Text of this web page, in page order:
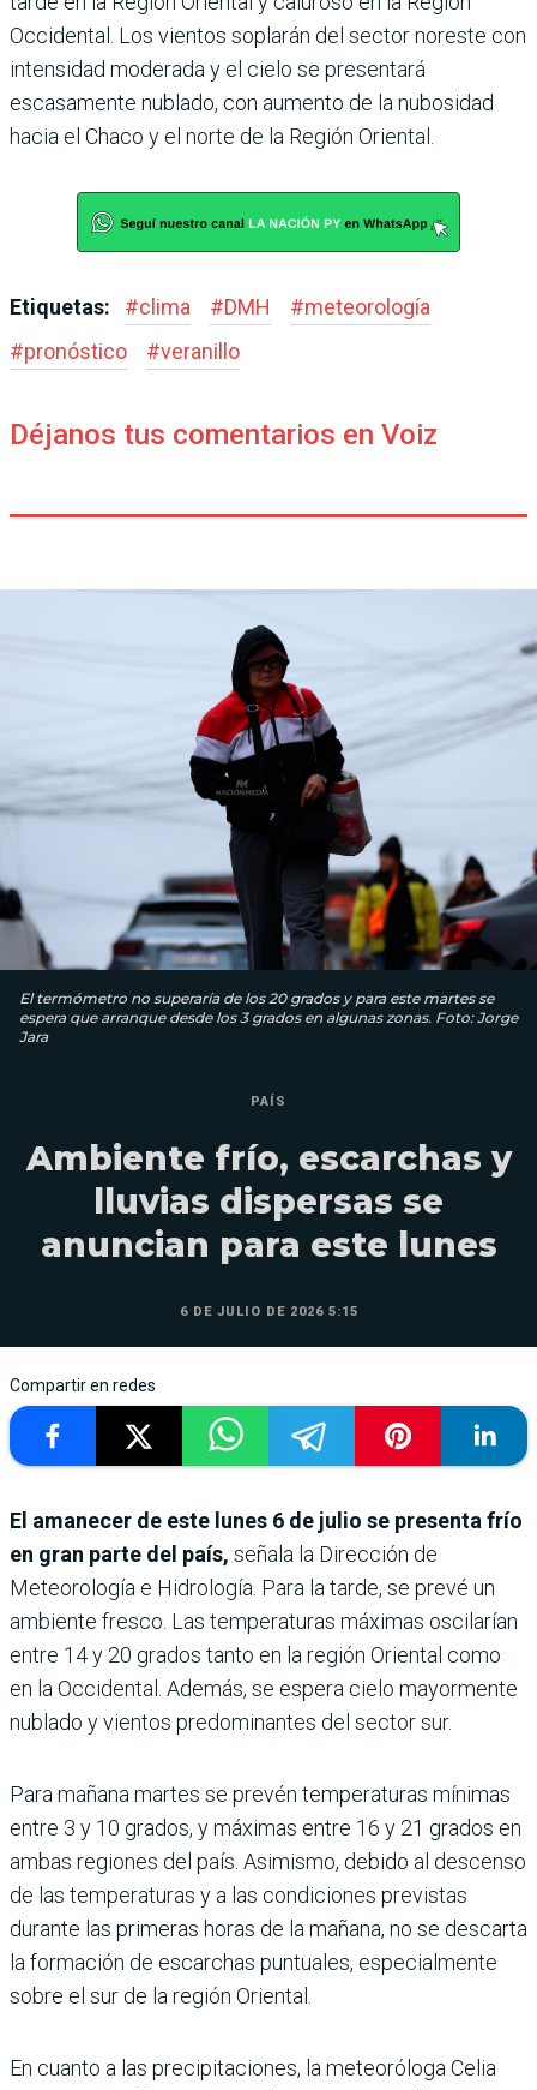
Occidental. Los vientos soplarán del sector noreste con
intensidad moderada y el cielo se presentará
escasamente nublado, con aumento de la nubosidad
hacia el Chaco y el norte de la Región Oriental.
Etiquetas: #clima #DMH #meteorología
#pronóstico #veranillo
Déjanos tus comentarios en Voiz
El termómetro no superaría de los 20 grados y para este martes se
espera que arranque desde los 3 grados en algunas zonas. Foto: Jorge
Jara
PAÍS
Ambiente frío, escarchas y
lluvias dispersas se
anuncian para este lunes
6 DE JULIO DE 2026 5:15
Compartir en redes
El amanecer de este lunes 6 de julio se presenta frío
en gran parte del país, señala la Dirección de
Meteorología e Hidrología. Para la tarde, se prevé un
ambiente fresco. Las temperaturas máximas oscilarían
entre 14 y 20 grados tanto en la región Oriental como
en la Occidental. Además, se espera cielo mayormente
nublado y vientos predominantes del sector sur.
Para mañana martes se prevén temperaturas mínimas
entre 3 y 10 grados, y máximas entre 16 y 21 grados en
ambas regiones del país. Asimismo, debido al descenso
de las temperaturas y a las condiciones previstas
durante las primeras horas de la mañana, no se descarta
la formación de escarchas puntuales, especialmente
sobre el sur de la región Oriental.
En cuanto a las precipitaciones, la meteoróloga Celia